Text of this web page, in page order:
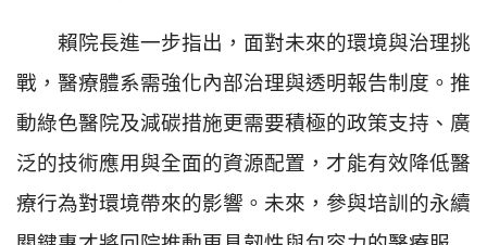
賴院長進一步指出，面對未來的環境與治理挑
戰，醫療體系需強化內部治理與透明報告制度。推
動綠色醫院及減碳措施更需要積極的政策支持、廣
泛的技術應用與全面的資源配置，才能有效降低醫
療行為對環境帶來的影響。未來，參與培訓的永續